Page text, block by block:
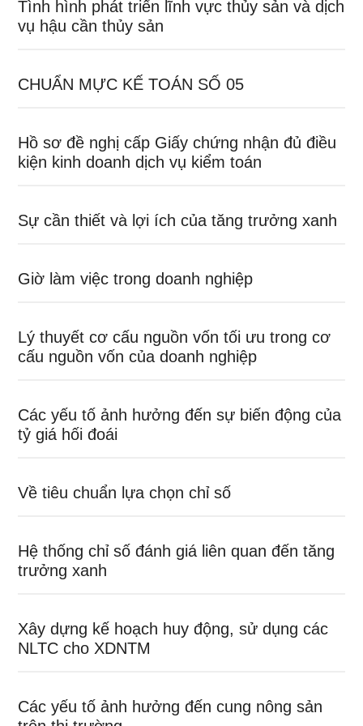
Tình hình phát triển lĩnh vực thủy sản và dịch
vụ hậu cần thủy sản
CHUẨN MỰC KẾ TOÁN SỐ 05
Hồ sơ đề nghị cấp Giấy chứng nhận đủ điều
kiện kinh doanh dịch vụ kiểm toán
Sự cần thiết và lợi ích của tăng trưởng xanh
Giờ làm việc trong doanh nghiệp
Lý thuyết cơ cấu nguồn vốn tối ưu trong cơ
cấu nguồn vốn của doanh nghiệp
Các yếu tố ảnh hưởng đến sự biến động của
tỷ giá hối đoái
Về tiêu chuẩn lựa chọn chỉ số
Hệ thống chỉ số đánh giá liên quan đến tăng
trưởng xanh
Xây dựng kế hoạch huy động, sử dụng các
NLTC cho XDNTM
Các yếu tố ảnh hưởng đến cung nông sản